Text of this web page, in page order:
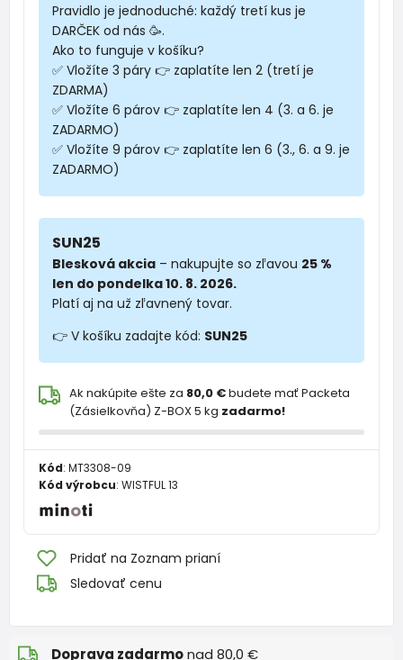
Pravidlo je jednoduché: každý tretí kus je
DARČEK od nás 🥳.
Ako to funguje v košíku?
✅ Vložíte 3 páry 👉 zaplatíte len 2 (tretí je
ZDARMA)
✅ Vložíte 6 párov 👉 zaplatíte len 4 (3. a 6. je
ZADARMO)
✅ Vložíte 9 párov 👉 zaplatíte len 6 (3., 6. a 9. je
ZADARMO)
SUN25
Blesková akcia – nakupujte so zľavou 25 %
len do pondelka 10. 8. 2026.
Platí aj na už zľavnený tovar.
👉 V košíku zadajte kód: SUN25
Ak nakúpite ešte za 80,0 €budete mať Packeta
(Zásielkovňa) Z-BOX 5 kg zadarmo!
Kód: MT3308-09
Kód výrobcu: WISTFUL 13
Pridať na Zoznam prianí
Sledovať cenu
Doprava zadarmonad 80,0 €